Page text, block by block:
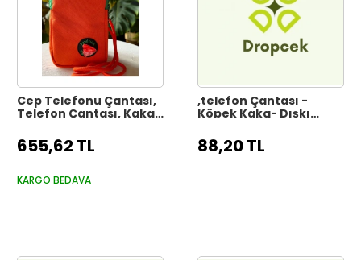
Cep Telefonu Çantası,
Telefon Çantası, Kaka
655,62 TL
KARGO BEDAVA
,telefon Çantası -
Köpek Kaka- Dışkı
Telefonu Çantası
88,20 TL